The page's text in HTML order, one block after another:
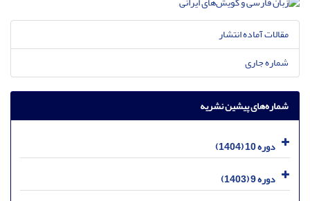
مقالات آماده انتشار
شماره جاری
شماره‌های پیشین نشریه
دوره 10 (1404)
دوره 9 (1403)